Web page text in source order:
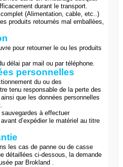
durant le transport.
(Alimentation, cable, etc..)
produits retournés mal emballées,
pour retourner le ou les produits
délai par mail ou par téléphone.
personnelles
du ou des
tenu responsable de la perte des
que les données personnelles
à effectuer
d’expédier le matériel au titre
les cas de panne ou de casse
détaillées ci-dessous, la demande
par Brokland .